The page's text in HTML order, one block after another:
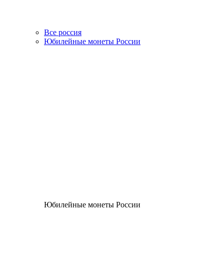
Все россия
Юбилейные монеты России
Юбилейные монеты России